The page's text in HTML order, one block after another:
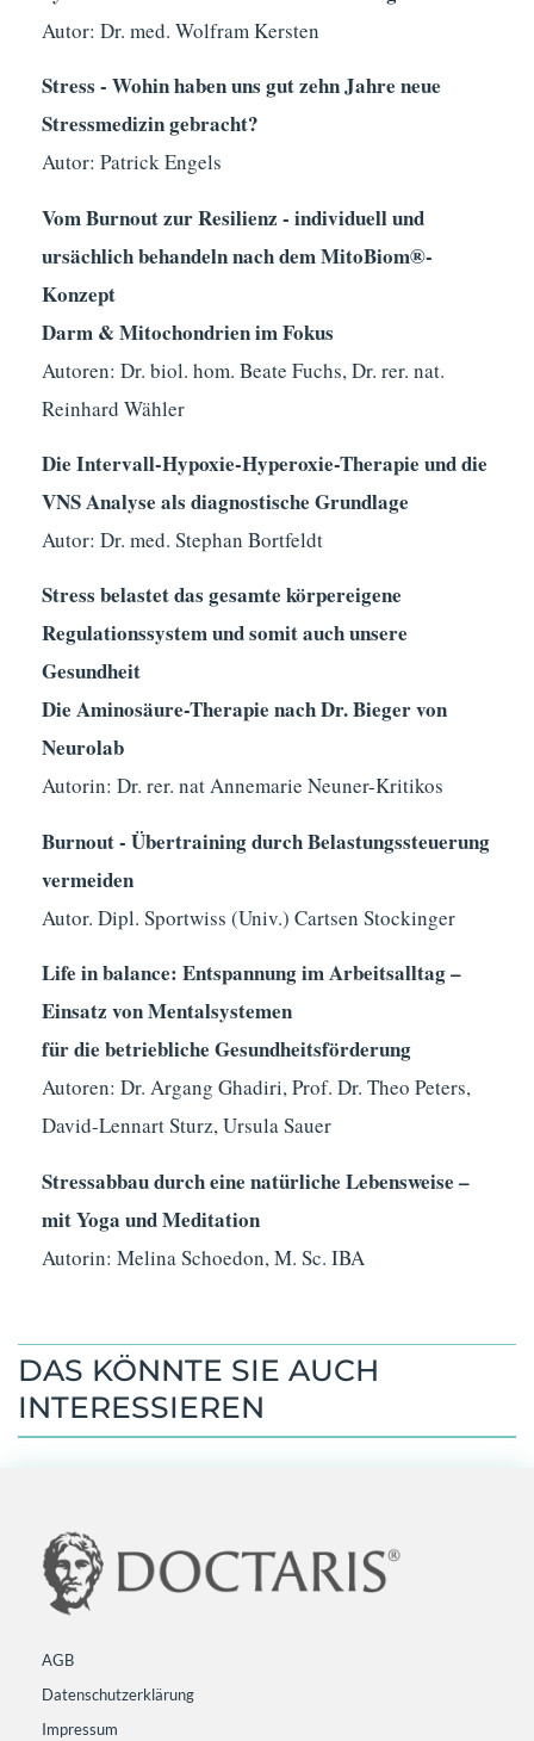
Autor: Dr. med. Wolfram Kersten
Stress - Wohin haben uns gut zehn Jahre neue
Stressmedizin gebracht?
Autor: Patrick Engels
Vom Burnout zur Resilienz - individuell und
ursächlich behandeln nach dem MitoBiom®-
Konzept
Darm & Mitochondrien im Fokus
Autoren: Dr. biol. hom. Beate Fuchs, Dr. rer. nat.
Reinhard Wähler
Die Intervall-Hypoxie-Hyperoxie-Therapie und die
VNS Analyse als diagnostische Grundlage
Autor: Dr. med. Stephan Bortfeldt
Stress belastetdas gesamte körpereigene
Regulationssystem und somit auch unsere
Gesundheit
Die Aminosäure-Therapie nach Dr. Bieger von
Neurolab
Autorin: Dr. rer. nat Annemarie Neuner-Kritikos
Burnout - Übertraining durch Belastungssteuerung
vermeiden
Autor. Dipl. Sportwiss (Univ.) Cartsen Stockinger
Life in balance: Entspannung im Arbeitsalltag –
Einsatz von Mentalsystemen
für die betriebliche Gesundheitsförderung
Autoren: Dr. Argang Ghadiri, Prof. Dr. Theo Peters,
David-Lennart Sturz, Ursula Sauer
Stressabbau durch eine natürliche Lebensweise –
mit Yoga und Meditation
Autorin: Melina Schoedon, M. Sc. IBA
DAS KÖNNTE SIE AUCH
INTERESSIEREN
AGB
Datenschutzerklärung
Impressum